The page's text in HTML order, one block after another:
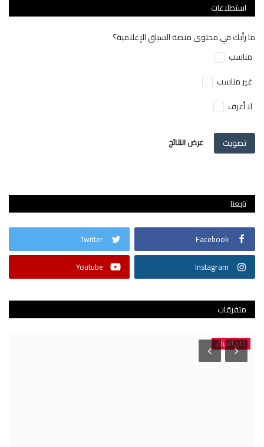
استطلاعات
ما رأيك في محتوى منصة السياق الإعلامية؟
مناسب
غير مناسب
لا أعرف
تصويت عرض النتائج
تابعنا
Facebook
Twitter
Instagram
Youtube
متفرقات
خارج السياق